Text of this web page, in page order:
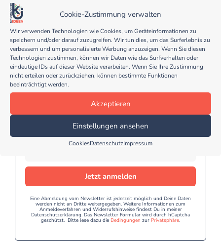
Cookie-Zustimmung verwalten
Wir verwenden Technologien wie Cookies, um Geräteinformationen zu
speichern und/oder darauf zuzugreifen. Wir tun dies, um das Surferlebnis zu
verbessern und um personalisierte Werbung anzuzeigen. Wenn Sie diesen
Technologien zustimmen, können wir Daten wie das Surfverhalten oder
eindeutige IDs auf dieser Website verarbeiten. Wenn Sie Ihre Zustimmung
nicht erteilen oder zurückziehen, können bestimmte Funktionen
beeinträchtigt werden.
Akzeptieren
Einstellungen ansehen
CookiesDatenschutzImpressum
Melde dich jetzt für meinen
kostenlosen Kindergarten Ideen
… und erhalte regelmäßig tolle und kreative Tipps
für deinen Kindergarten Alltag!
Jetzt anmelden
Eine Abmeldung vom Newsletter ist jederzeit möglich und Deine Daten
werden nicht an Dritte weitergegeben. Weitere Informationen zum
Anmeldeverfahren und Widerrufshinweise findest Du in meiner
Datenschutzerklärung. Das Newsletter Formular wird durch hCaptcha
geschützt. Bitte lese dazu die Bedingungen zur Privatsphäre.